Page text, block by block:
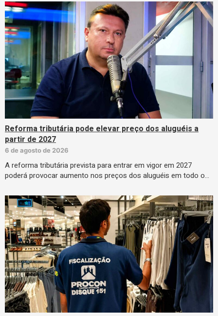
Reforma tributária pode elevar preço dos aluguéis a
partir de 2027
6 de agosto de 2026
A reforma tributária prevista para entrar em vigor em 2027
poderá provocar aumento nos preços dos aluguéis em todo o…